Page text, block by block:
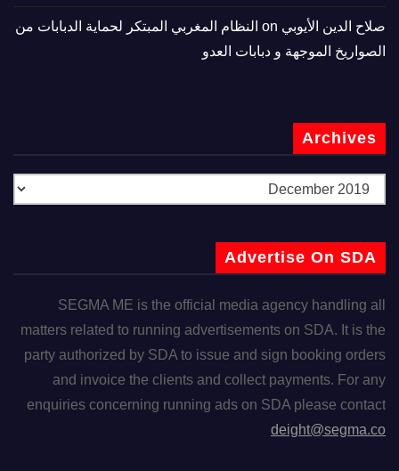
صلاح الدين الأيوبي
النظام المغربي المبتكر لحماية الدبابات من
الصواريخ الموجهة و دبابات العدو
Archives
Advertise On SDA
SEGMA ME is the official media agency handling all
matters related to running advertisements on SDA. It is the
party authorized by SDA to issue and sign booking orders
and invoice the clients and collect payments. For any
enquiries concerning running ads on SDA please contact
deight@segma.co